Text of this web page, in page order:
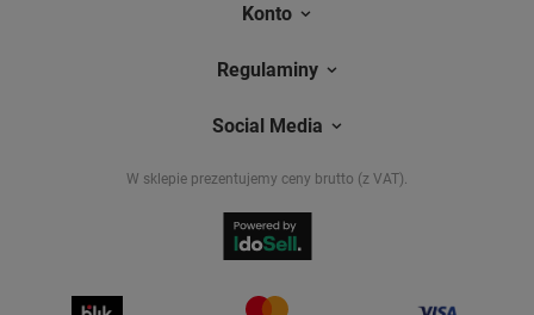
Konto
Regulaminy
Social Media
W sklepie prezentujemy ceny brutto (z VAT).